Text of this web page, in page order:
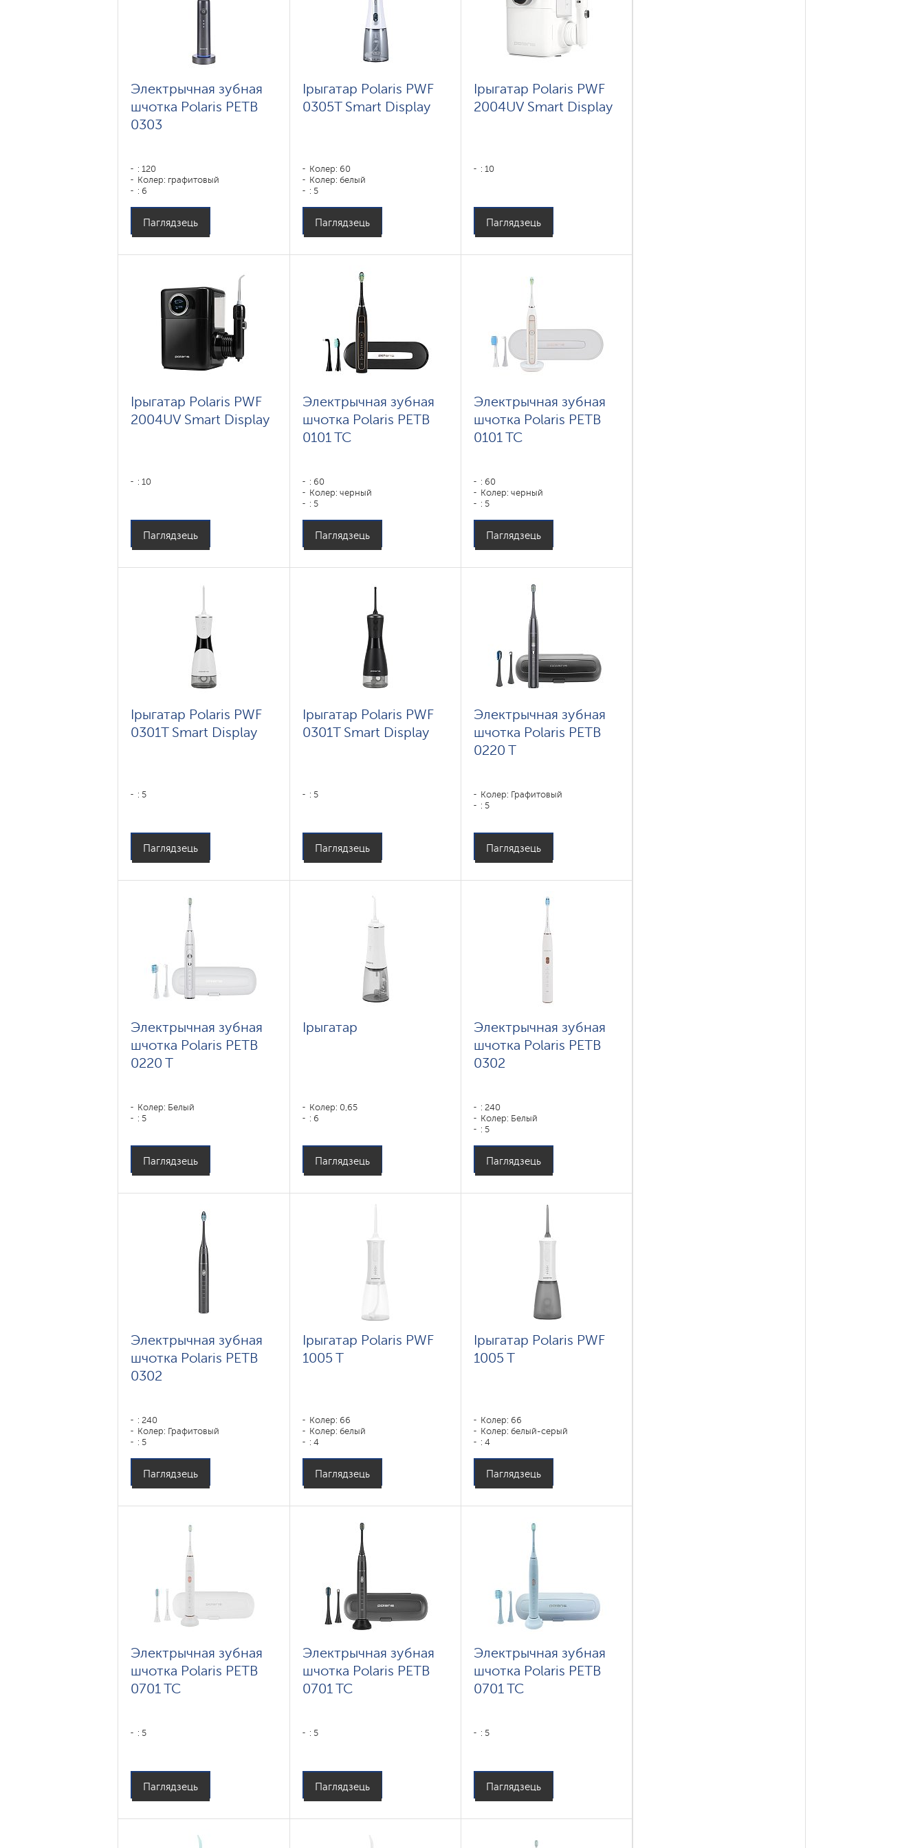
Электрычная зубная
шчотка Polaris PETB
0303
: 120
Колер: графитовый
: 6
Паглядзець
Ірыгатар Polaris PWF
0305T Smart Display
Колер: 60
Колер: белый
: 5
Паглядзець
Ірыгатар Polaris PWF
2004UV Smart Display
: 10
Паглядзець
Ірыгатар Polaris PWF
2004UV Smart Display
: 10
Паглядзець
Электрычная зубная
шчотка Polaris PETB
0101 TC
: 60
Колер: черный
: 5
Паглядзець
Электрычная зубная
шчотка Polaris PETB
0101 TC
: 60
Колер: черный
: 5
Паглядзець
Ірыгатар Polaris PWF
0301T Smart Display
: 5
Паглядзець
Ірыгатар Polaris PWF
0301T Smart Display
: 5
Паглядзець
Электрычная зубная
шчотка Polaris PETB
0220 T
Колер: Графитовый
: 5
Паглядзець
Электрычная зубная
шчотка Polaris PETB
0220 T
Колер: Белый
: 5
Паглядзець
Ірыгатар
Колер: 0,65
: 6
Паглядзець
Электрычная зубная
шчотка Polaris PETB
0302
: 240
Колер: Белый
: 5
Паглядзець
Электрычная зубная
шчотка Polaris PETB
0302
: 240
Колер: Графитовый
: 5
Паглядзець
Ірыгатар Polaris PWF
1005 T
Колер: 66
Колер: белый
: 4
Паглядзець
Ірыгатар Polaris PWF
1005 T
Колер: 66
Колер: белый-серый
: 4
Паглядзець
Электрычная зубная
шчотка Polaris PETB
0701 TC
: 5
Паглядзець
Электрычная зубная
шчотка Polaris PETB
0701 TC
: 5
Паглядзець
Электрычная зубная
шчотка Polaris PETB
0701 TC
: 5
Паглядзець